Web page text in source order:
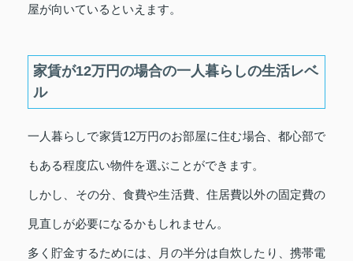
屋が向いているといえます。
家賃が12万円の場合の一人暮らしの生活レベ
ル
一人暮らしで家賃12万円のお部屋に住む場合、都心部で
もある程度広い物件を選ぶことができます。
しかし、その分、食費や生活費、住居費以外の固定費の
見直しが必要になるかもしれません。
多く貯金するためには、月の半分は自炊したり、携帯電